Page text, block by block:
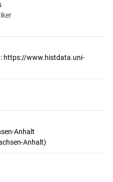
https://www.histdata.uni-
Anhalt
Anhalt)